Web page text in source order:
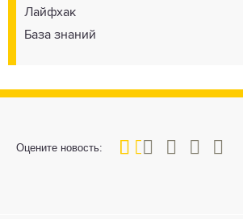
Лайфхак
База знаний
Оцените новость:
20
1 3 4 5